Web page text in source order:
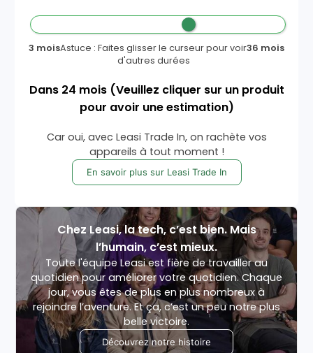
3 moisAstuce : Faites glisser le curseur pour voir
d'autres durées
36 mois
Dans 24 mois (Veuillez cliquer sur un produit
pour avoir une estimation)
Car oui, avec Leasi Trade In, on rachète vos
appareils à tout moment !
En savoir plus sur Leasi Trade In
Chez Leasi, la tech, c’est bien. Mais
l’humain, c’est mieux.
Toute l'équipe Leasi est fière de travailler au
quotidien pour améliorer votre quotidien. Chaque
jour, vous êtes de plus en plus nombreux à
rejoindre l’aventure. Et ça, c’est un peu notre plus
belle victoire.
Découvrez notre histoire